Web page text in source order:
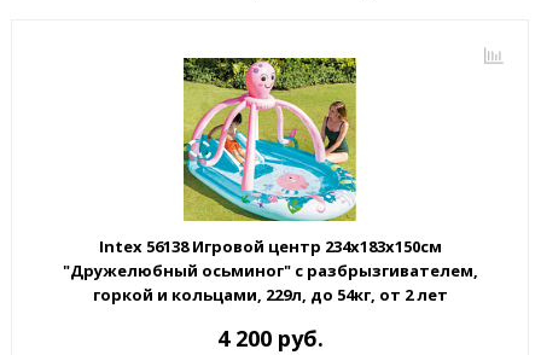
Intex 56138 Игровой центр 234х183х150см
"Дружелюбный осьминог" с разбрызгивателем,
горкой и кольцами, 229л, до 54кг, от 2 лет
4 200 руб.